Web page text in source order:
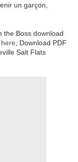
un garçon,
the Boss download
here , Download PDF
Salt Flats